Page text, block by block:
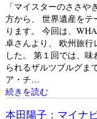
「マイスターのささ
方から、 世界遺産をテ
ります。 今回は、
卓さんより、 欧州旅行
した。 第１回では、
られるザルツブルグま
ア・チ…
続きを読む
本田陽子：マイナ